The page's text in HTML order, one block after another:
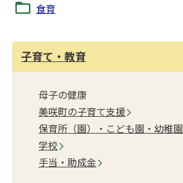
食育
子育て・教育
母子の健康
美咲町の子育て支援
保育所（園）・こども園・幼稚園
学校
手当・助成金